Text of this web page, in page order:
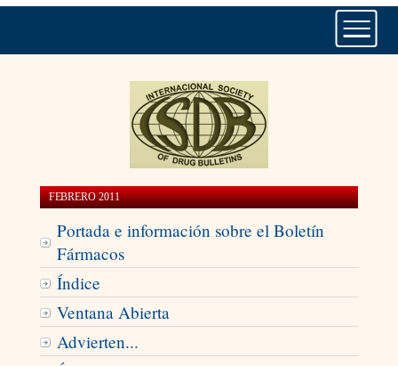
FEBRERO 2011
Portada e información sobre el Boletín
Fármacos
Índice
Ventana Abierta
Advierten...